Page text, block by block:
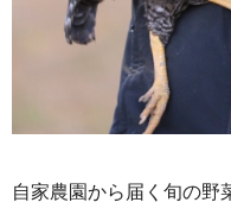
自家農園から届く旬の野